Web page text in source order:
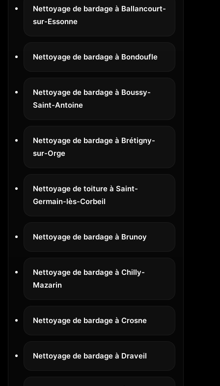
Nettoyage de bardage à Ballancourt-
sur-Essonne
Nettoyage de bardage à Bondoufle
Nettoyage de bardage à Boussy-
Saint-Antoine
Nettoyage de bardage à Brétigny-
sur-Orge
Nettoyage de toiture à Saint-
Germain-lès-Corbeil
Nettoyage de bardage à Brunoy
Nettoyage de bardage à Chilly-
Mazarin
Nettoyage de bardage à Crosne
Nettoyage de bardage à Draveil